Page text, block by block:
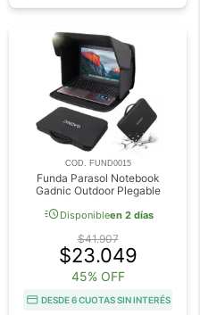
COD. FUND0015
Funda Parasol Notebook
Gadnic Outdoor Plegable
acuteDisponibleen 2 días
$41.907
$23.049
45% OFF
DESDE 6 CUOTAS SIN INTERÉS